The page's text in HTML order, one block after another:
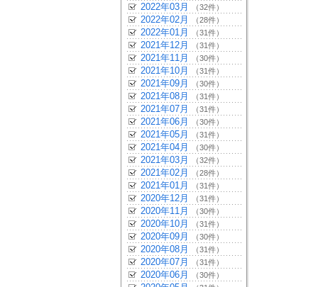
2022年03月 （32件）
2022年02月 （28件）
2022年01月 （31件）
2021年12月 （31件）
2021年11月 （30件）
2021年10月 （31件）
2021年09月 （30件）
2021年08月 （31件）
2021年07月 （31件）
2021年06月 （30件）
2021年05月 （31件）
2021年04月 （30件）
2021年03月 （32件）
2021年02月 （28件）
2021年01月 （31件）
2020年12月 （31件）
2020年11月 （30件）
2020年10月 （31件）
2020年09月 （30件）
2020年08月 （31件）
2020年07月 （31件）
2020年06月 （30件）